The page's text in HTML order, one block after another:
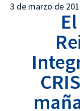
3 de marzo de